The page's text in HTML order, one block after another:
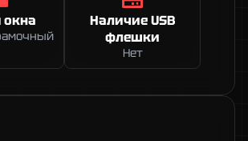
Наличие USB
флешки
Нет